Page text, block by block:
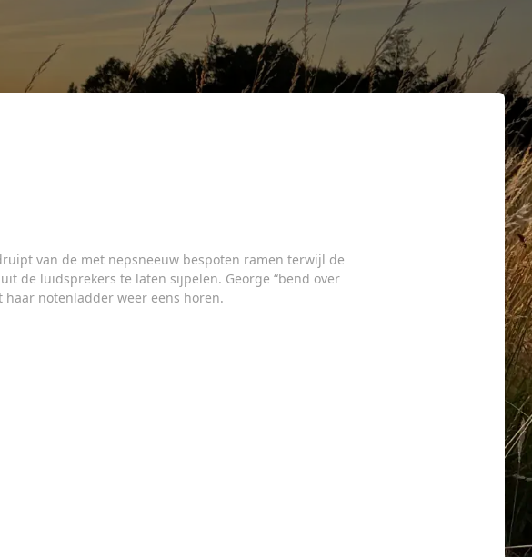
van de met nepsneeuw bespoten ramen terwijl de
de luidsprekers te laten sijpelen. George “bend over
notenladder weer eens horen.